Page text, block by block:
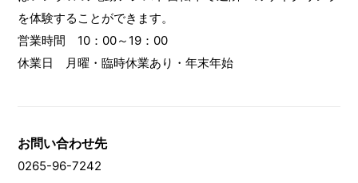
を体験することができます。
営業時間 10：00～19：00
休業日 月曜・臨時休業あり・年末年始
お問い合わせ先
0265-96-7242